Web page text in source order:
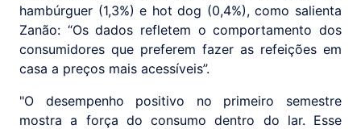
hambúrguer (1,3%) e hot dog (0,4%), como salienta
Zanão: “Os dados refletem o comportamento dos
consumidores que preferem fazer as refeições em
casa a preços mais acessíveis”.
"O desempenho positivo no primeiro semestre
mostra a força do consumo dentro do lar. Esse